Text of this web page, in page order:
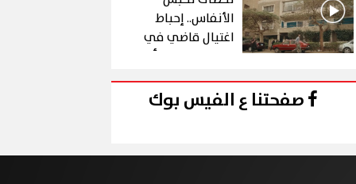
الأنفاس.. إحباط
اغتيال قاضي في
الحلقة 10 من رأس
الأفعى
صفحتنا ع الفيس بوك